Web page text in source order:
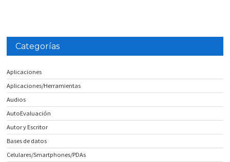
Categorías
Aplicaciones
Aplicaciones/Herramientas
Audios
AutoEvaluación
Autor y Escritor
Bases de datos
Celulares/Smartphones/PDAs